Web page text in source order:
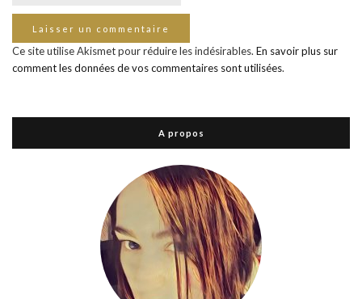
Ce site utilise Akismet pour réduire les indésirables. En savoir plus sur
comment les données de vos commentaires sont utilisées.
A propos